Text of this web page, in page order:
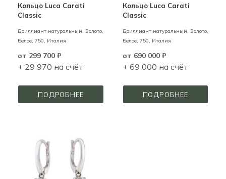
Кольцо Luca Carati
Classiс
Бриллиант натуральный, Золото,
Белое, 750, Италия
от 299 700 ₽
+ 29 970 на счёт
ПОДРОБНЕЕ
Кольцо Luca Carati
Classic
Бриллиант натуральный, Золото,
Белое, 750, Италия
от 690 000 ₽
+ 69 000 на счёт
ПОДРОБНЕЕ